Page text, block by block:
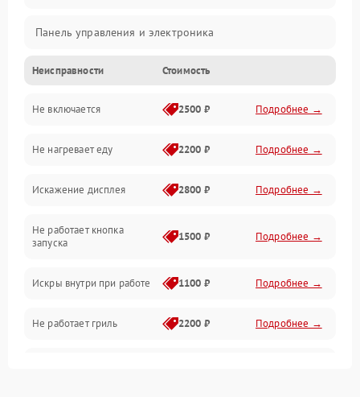
Панель управления и электроника
Дверца и корпус
Механика и внутренние элементы
Механические повреждения
Питание и запуск
Нагрев и приготовление
Программное обеспечение
Неисправности Стоимость
Не включается 2500 ₽ Подробнее →
Не нагревает еду 2200 ₽ Подробнее →
Искажение дисплея 2800 ₽ Подробнее →
Не работает кнопка
запуска
1500 ₽ Подробнее →
Искры внутри при работе 1100 ₽ Подробнее →
Не работает гриль 2200 ₽ Подробнее →